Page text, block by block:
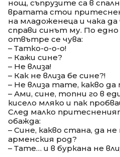
нощ, съпрузите са в
вратата стои
на младоженеца и чака да
справи синът му. По
отвътре се чува:
– Татко-о-о-о!
– Кажи сине?
– Не влиза!
– Как не влиза бе сине?!
– Не влиза тате, какво да
– Ами, сине, топни го в
кисело мляко и пак
След малко
обажда:
– Сине, какво стана, да
арменския род?
– Тате… и в буркана не